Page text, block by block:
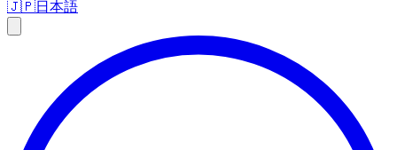
🇯🇵日本語